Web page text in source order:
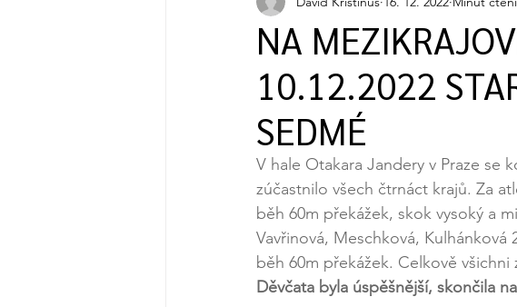
NA
10.12.2022
SEDMÉ
V hale Otakara Jandery v Praze se
zúčastnilo všech čtrnáct krajů. Za
běh 60m překážek, skok vysoký a
Vavřinová, Meschková, Kulhánková
běh 60m překážek. Celkově
Děvčata byla úspěšnější, skončila